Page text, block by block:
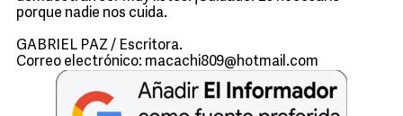
porque nadie nos cuida.
GABRIEL PAZ / Escritora.
Correo electrónico: macachi809@hotmail.com